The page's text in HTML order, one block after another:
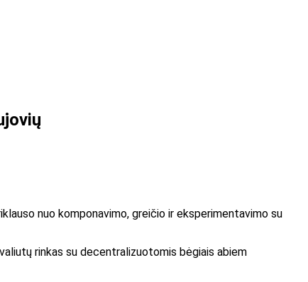
nuo komponavimo, greičio ir eksperimentavimo su
rinkas su decentralizuotomis bėgiais abiem